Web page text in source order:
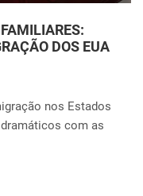
DOS EUA
nos Estados
com as